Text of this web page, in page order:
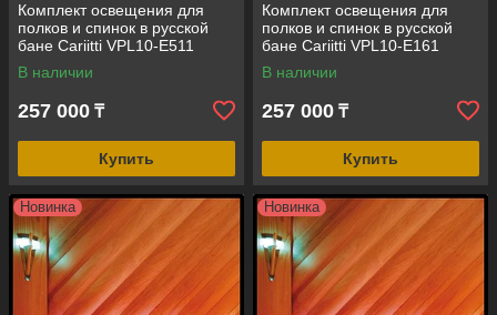
Комплект освещения для
полков и спинок в русской
бане Cariitti VPL10-E511
(стекловолокно, 5+1 точка, 1
Вт)
В наличии
257 000 ₸
Купить
Комплект освещения для
полков и спинок в русской
бане Cariitti VPL10-E161
(стекловолокно, 16 точек, 1
Вт)
В наличии
257 000 ₸
Купить
Новинка Новинка